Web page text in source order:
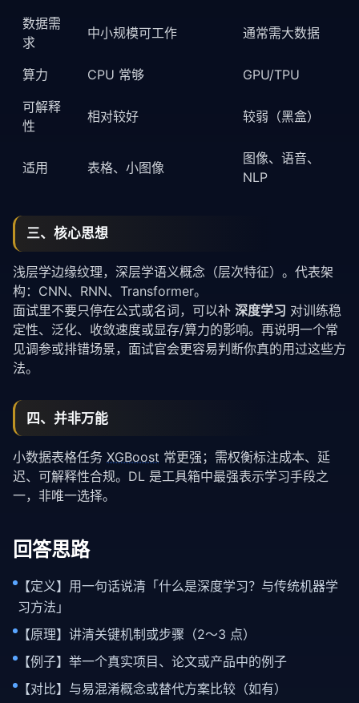
数据需
求
中小规模可工作 通常需大数据
算力 CPU 常够
GPU/TPU
可解释
性
相对较好 较弱（黑盒）
适用 表格、小图像
图像、语音、
NLP
三、核心思想
浅层学边缘纹理，深层学语义概念（层次特征）。代表架
构： CNN、 RNN、 Transformer。
面试里不要只停在公式或名词，可以补 深度学习 对训练稳
定性、泛化、收敛速度或显存/算力的影响。再说明一个常
见调参或排错场景，面试官会更容易判断你真的用过这些方
法。
四、并非万能
小数据表格任务 XGBoost 常更强；需权衡标注成本、延
迟、可解释性合规。DL 是工具箱中最强表示学习手段之
一，非唯一选择。
回答思路
【定义】用一句话说清「什么是深度学习？与传统机器学
习方法」
【原理】讲清关键机制或步骤（2～3 点）
【例子】举一个真实项目、论文或产品中的例子
【对比】与易混淆概念或替代方案比较（如有）